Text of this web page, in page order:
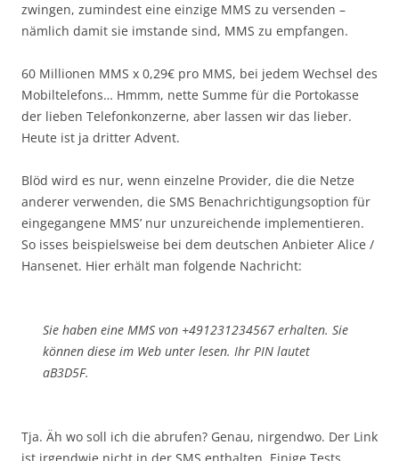
zwingen, zumindest eine einzige MMS zu versenden –
nämlich damit sie imstande sind, MMS zu empfangen.
60 Millionen MMS x 0,29€ pro MMS, bei jedem Wechsel des
Mobiltelefons… Hmmm, nette Summe für die Portokasse
der lieben Telefonkonzerne, aber lassen wir das lieber.
Heute ist ja dritter Advent.
Blöd wird es nur, wenn einzelne Provider, die die Netze
anderer verwenden, die SMS Benachrichtigungsoption für
eingegangene MMS’ nur unzureichende implementieren.
So isses beispielsweise bei dem deutschen Anbieter Alice /
Hansenet. Hier erhält man folgende Nachricht:
Sie haben eine MMS von +491231234567 erhalten. Sie
können diese im Web unter lesen. Ihr PIN lautet
aB3D5F.
Tja. Äh wo soll ich die abrufen? Genau, nirgendwo. Der Link